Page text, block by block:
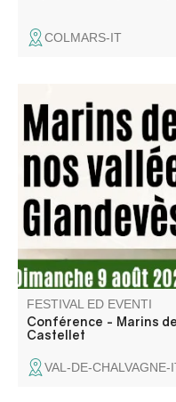
COLMARS-IT
"Quittant le château, les
partis sillonner les mers
Jean Pellegrin, membre
FESTIVAL ED EVENTI
Conférence - Marins
Castellet
VAL-DE-CHALVAGNE-